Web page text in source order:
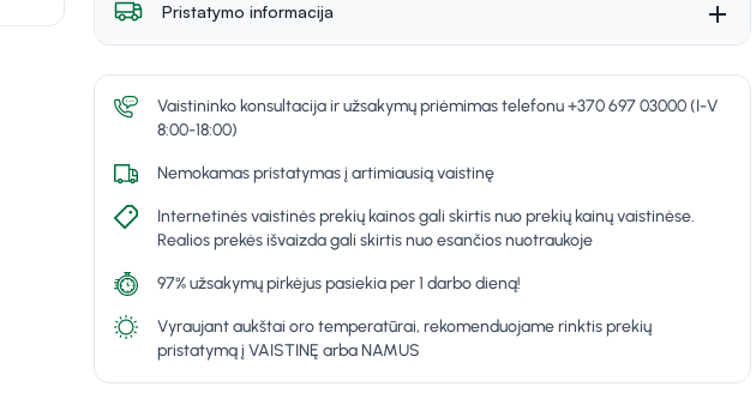
Pristatymo informacija
Vaistininko konsultacija ir užsakymų priėmimas telefonu +370 697 03000 (I-V
8:00-18:00)
Nemokamas pristatymas į artimiausią vaistinę
Internetinės vaistinės prekių kainos gali skirtis nuo prekių kainų vaistinėse.
Realios prekės išvaizda gali skirtis nuo esančios nuotraukoje
97% užsakymų pirkėjus pasiekia per 1 darbo dieną!
Vyraujant aukštai oro temperatūrai, rekomenduojame rinktis prekių
pristatymą į VAISTINĘ arba NAMUS